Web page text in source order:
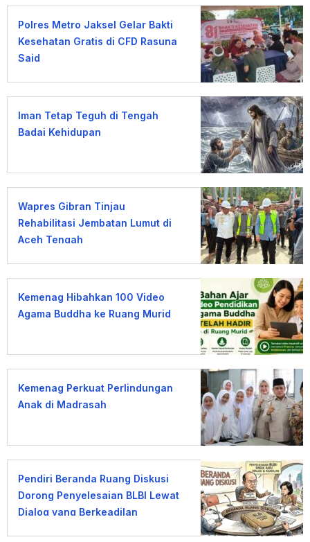
Polres Metro Jaksel Gelar Bakti
Kesehatan Gratis di CFD Rasuna
Said
Iman Tetap Teguh di Tengah
Badai Kehidupan
Wapres Gibran Tinjau
Rehabilitasi Jembatan Lumut di
Aceh Tengah
Kemenag Hibahkan 100 Video
Agama Buddha ke Ruang Murid
Kemenag Perkuat Perlindungan
Anak di Madrasah
Pendiri Beranda Ruang Diskusi
Dorong Penyelesaian BLBI Lewat
Dialog yang Berkeadilan